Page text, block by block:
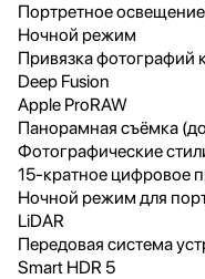
Портретное
Ночной режим
Привязка фотографий
Deep Fusion
Apple ProRAW
Панорамная съёмка
Фотографические
15-кратное цифровое
Ночной режим для
LiDAR
Передовая система
Smart HDR 5